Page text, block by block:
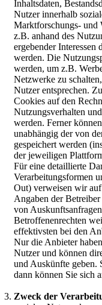
Inhaltsdaten,
Nutzer innerhalb
Marktforschungs- und
z.B. anhand des
ergebender
werden. Die
werden, um z.B.
Netzwerke zu
Nutzer entsprechen.
Cookies auf den
Nutzungsverhalten
werden. Ferner
unabhängig der von
gespeichert werden
der jeweiligen
Für eine detaillierte
Verarbeitungsformen
Out) verweisen wir
Angaben der
von
Betroffenenrechten
effektivsten bei den
Nur die Anbieter
Nutzer und können
und Auskünfte geben.
dann können Sie sich
Zweck der